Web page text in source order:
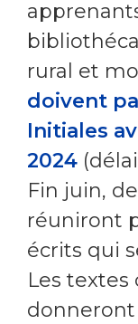
rural et
doivent
Initiales
2024
Fin juin,
réuniront
écrits qui
Les textes
donneront